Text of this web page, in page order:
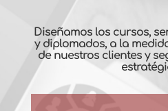
Diseñamos los cursos,
y diplomados, a la
de nuestros clientes y